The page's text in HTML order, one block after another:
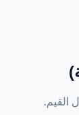
القيم.